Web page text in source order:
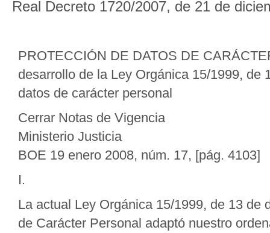
Real Decreto 1720/2007, de 21 de
PROTECCIÓN DE DATOS DE
desarrollo de la Ley Orgánica 15/1999, de
datos de carácter personal
Cerrar Notas de Vigencia
Ministerio Justicia
BOE 19 enero 2008, núm. 17, [pág. 4103]
I.
La actual Ley Orgánica 15/1999, de 13 de
de Carácter Personal adaptó nuestro